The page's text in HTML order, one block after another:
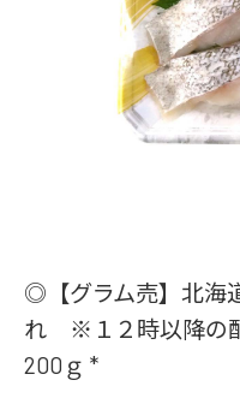
◎【グラム売】北
れ ※１２時以降の
200ｇ *